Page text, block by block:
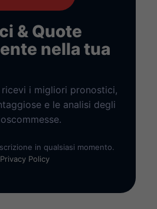
& Quote
nella tua
i migliori pronostici,
e le analisi degli
in qualsiasi momento.
Privacy Policy